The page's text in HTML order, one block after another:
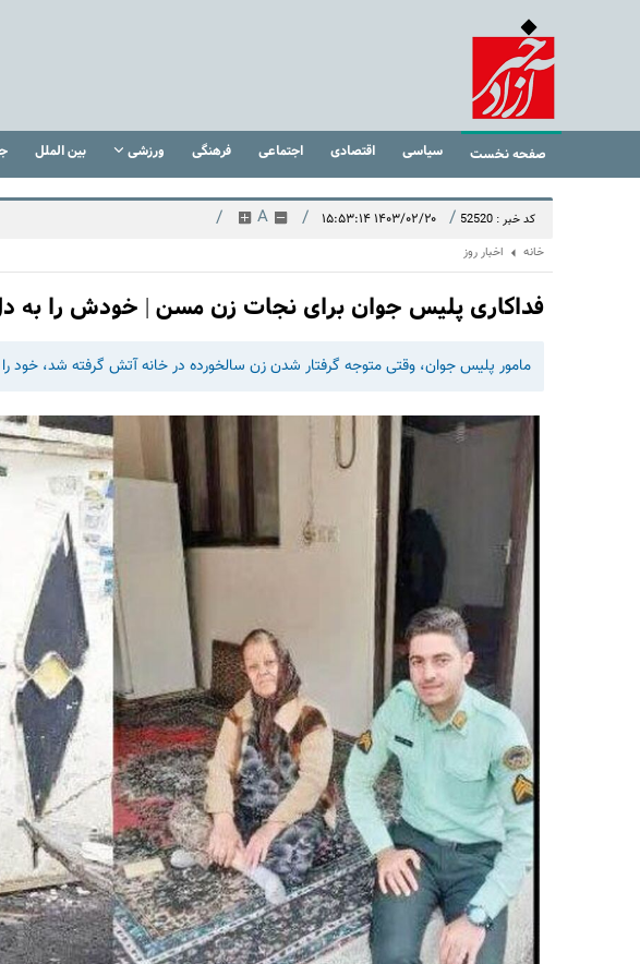
صفحه نخست سیاسی اقتصادی اجتماعی فرهنگی ورزشی بین الملل
کد خبر : 52520 / ۱۴۰۳/۰۲/۲۰ ۱۵:۵۳:۱۴ /
A
/
خانه اخبار روز
فداکاری پلیس جوان برای نجات زن مسن | خودش را به
مامور پلیس جوان، وقتی متوجه گرفتار شدن زن سالخورده در خانه آتش‌ گرفته شد، خود